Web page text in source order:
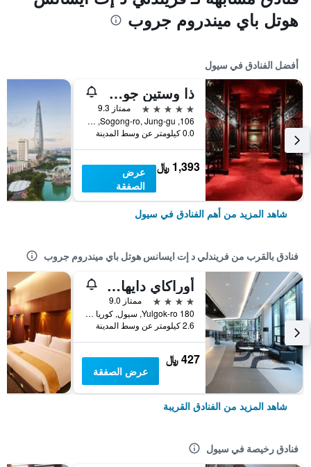
هوتل باي ميندروم جروب
أفضل الفنادق في سيول
ذا وستين جوسون سول
5 نجوم
ممتاز 9.3
106, Sogong-ro, Jung-gu, سيول, كوريا الجنوبية
0.0 كيلومتر عن وسط المدينة
1,393 ﷼
عرض
الصفقة
شاهد المزيد من أهم الفنادق في سيول
فنادق بالقرب من فريندلي د إت ايسانس هوتل باي ميندروم جروب
أوراكاي دايهاكرو هوتل، بي دبليو سيجنيتشر كوليكشن
4 نجوم
ممتاز 9.0
180 Yulgok-ro, سيول, كوريا الجنوبية
2.6 كيلومتر عن وسط المدينة
427 ﷼
عرض الصفقة
شاهد المزيد من الفنادق القريبة
فنادق رخيصة في سيول